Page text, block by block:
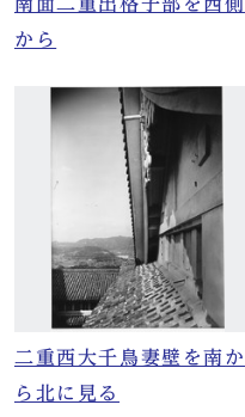
から
二重西大千鳥妻壁を南か
ら北に見る